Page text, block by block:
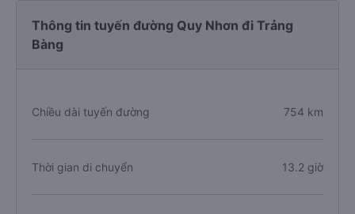
Thông tin tuyến đường Quy Nhơn đi Trảng
Bàng
Chiều dài tuyến đường 754 km
Thời gian di chuyển 13.2 giờ